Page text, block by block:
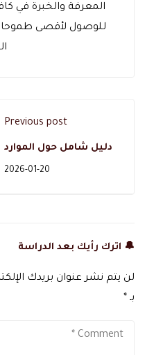
المعرفة والخبرة في
للوصول لأقصى
Previous post
دليل شامل حول الموارد
البشرية وأهميتها في
2026-01-20
🔔 اترك رأيك بعد الدراسة
لن يتم نشر عنوان بريدك
بـ *